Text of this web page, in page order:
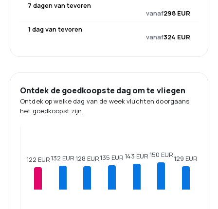
7 dagen van tevoren
vanaf298 EUR
1 dag van tevoren
vanaf324 EUR
Ontdek de goedkoopste dag om te vliegen
Ontdek op welke dag van de week vluchten doorgaans
het goedkoopst zijn.
122 EUR132 EUR 128 EUR135 EUR 143 EUR 150 EUR129 EUR